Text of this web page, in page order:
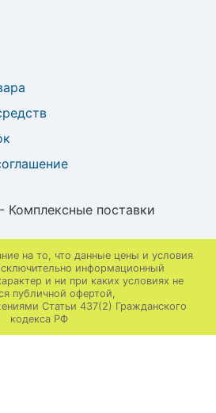
поставки
на то, что данные цены и условия
информационный
и ни при каких условиях не
публичной офертой,
Статьи 437(2) Гражданского
кодекса РФ